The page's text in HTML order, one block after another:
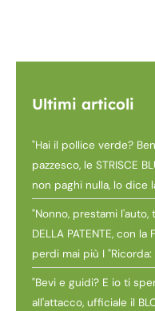
Ultimi articoli
"Hai il pollice verde?
pazzesco, le STRISCE
non paghi nulla, lo dice
"Nonno, prestami l'auto,
DELLA PATENTE, con la
perdi mai più I
"Bevi e guidi? E io ti
all'attacco, ufficiale il